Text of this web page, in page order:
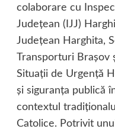
colaborare cu
Judeţean (IJJ)
Judeţean Harghita,
Transporturi Braşov
Situaţii de Urgenţă
şi siguranţa publică
contextul
Catolice. Potrivit